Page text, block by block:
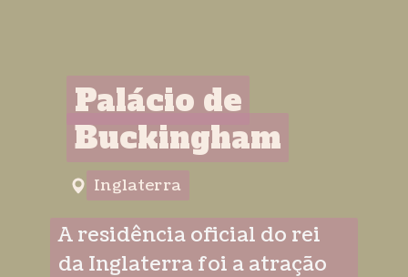
Palácio de
Buckingham
Palácio de
Buckingham
Inglaterra
Inglaterra
A residência oficial do rei
da Inglaterra foi a atração